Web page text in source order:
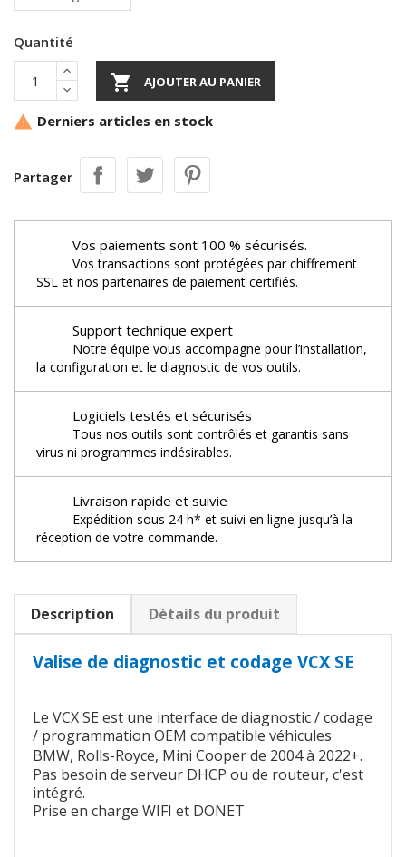
Quantité
 AJOUTER AU PANIER
 Derniers articles en stock
Partager
Vos paiements sont 100 % sécurisés.
Vos transactions sont protégées par chiffrement
SSL et nos partenaires de paiement certifiés.
Support technique expert
Notre équipe vous accompagne pour l’installation,
la configuration et le diagnostic de vos outils.
Logiciels testés et sécurisés
Tous nos outils sont contrôlés et garantis sans
virus ni programmes indésirables.
Livraison rapide et suivie
Expédition sous 24 h* et suivi en ligne jusqu’à la
réception de votre commande.
Description Détails du produit
Valise de diagnostic et codage VCX SE
Le VCX SE est une interface de diagnostic / codage
/ programmation OEM compatible véhicules
BMW, Rolls-Royce, Mini Cooper de 2004 à 2022+.
Pas besoin de serveur DHCP ou de routeur, c'est
intégré.
Prise en charge WIFI et DONET